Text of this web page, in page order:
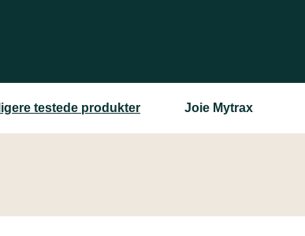
testede produkter Joie Mytrax